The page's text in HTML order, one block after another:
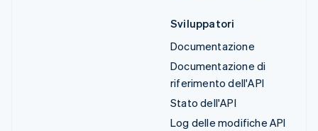
Sviluppatori
Documentazione
Documentazione di
riferimento dell'API
Stato dell'API
Log delle modifiche API